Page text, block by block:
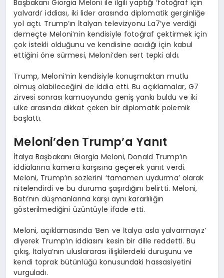
Başbakanı Giorgia Meloni ile ilgili yaptığı ‘fotoğraf için
yalvardı’ iddiası, iki lider arasında diplomatik gerginliğe
yol açtı. Trump’ın İtalyan televizyonu La7’ye verdiği
demeçte Meloni’nin kendisiyle fotoğraf çektirmek için
çok istekli olduğunu ve kendisine acıdığı için kabul
ettiğini öne sürmesi, Meloni’den sert tepki aldı.
Trump, Meloni’nin kendisiyle konuşmaktan mutlu
olmuş olabileceğini de iddia etti. Bu açıklamalar, G7
zirvesi sonrası kamuoyunda geniş yankı buldu ve iki
ülke arasında dikkat çeken bir diplomatik polemik
başlattı.
Meloni’den Trump’a Yanıt
İtalya Başbakanı Giorgia Meloni, Donald Trump’ın
iddialarına kamera karşısına geçerek yanıt verdi.
Meloni, Trump’ın sözlerini ‘tamamen uydurma’ olarak
nitelendirdi ve bu duruma şaşırdığını belirtti. Meloni,
Batı’nın düşmanlarına karşı aynı kararlılığın
gösterilmediğini üzüntüyle ifade etti.
Meloni, açıklamasında ‘Ben ve İtalya asla yalvarmayız’
diyerek Trump’ın iddiasını kesin bir dille reddetti. Bu
çıkış, İtalya’nın uluslararası ilişkilerdeki duruşunu ve
kendi toprak bütünlüğü konusundaki hassasiyetini
vurguladı.